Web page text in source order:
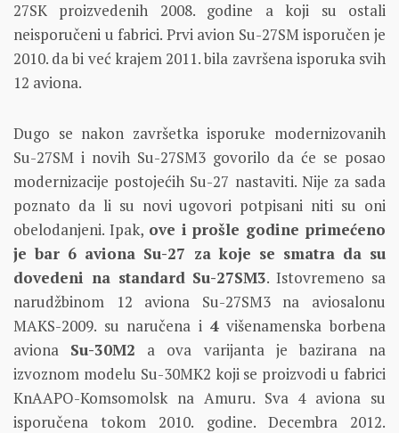
27SK proizvedenih 2008. godine a koji su ostali
neisporučeni u fabrici. Prvi avion Su-27SM isporučen je
2010. da bi već krajem 2011. bila završena isporuka svih
12 aviona.
Dugo se nakon završetka isporuke modernizovanih
Su-27SM i novih Su-27SM3 govorilo da će se posao
modernizacije postojećih Su-27 nastaviti. Nije za sada
poznato da li su novi ugovori potpisani niti su oni
obelodanjeni. Ipak, ove i prošle godine primećeno
je bar 6 aviona Su-27 za koje se smatra da su
dovedeni na standard Su-27SM3. Istovremeno sa
narudžbinom 12 aviona Su-27SM3 na aviosalonu
MAKS-2009. su naručena i 4višenamenska borbena
aviona Su-30M2 a ova varijanta je bazirana na
izvoznom modelu Su-30MK2 koji se proizvodi u fabrici
KnAAPO-Komsomolsk na Amuru. Sva 4 aviona su
isporučena tokom 2010. godine. Decembra 2012.